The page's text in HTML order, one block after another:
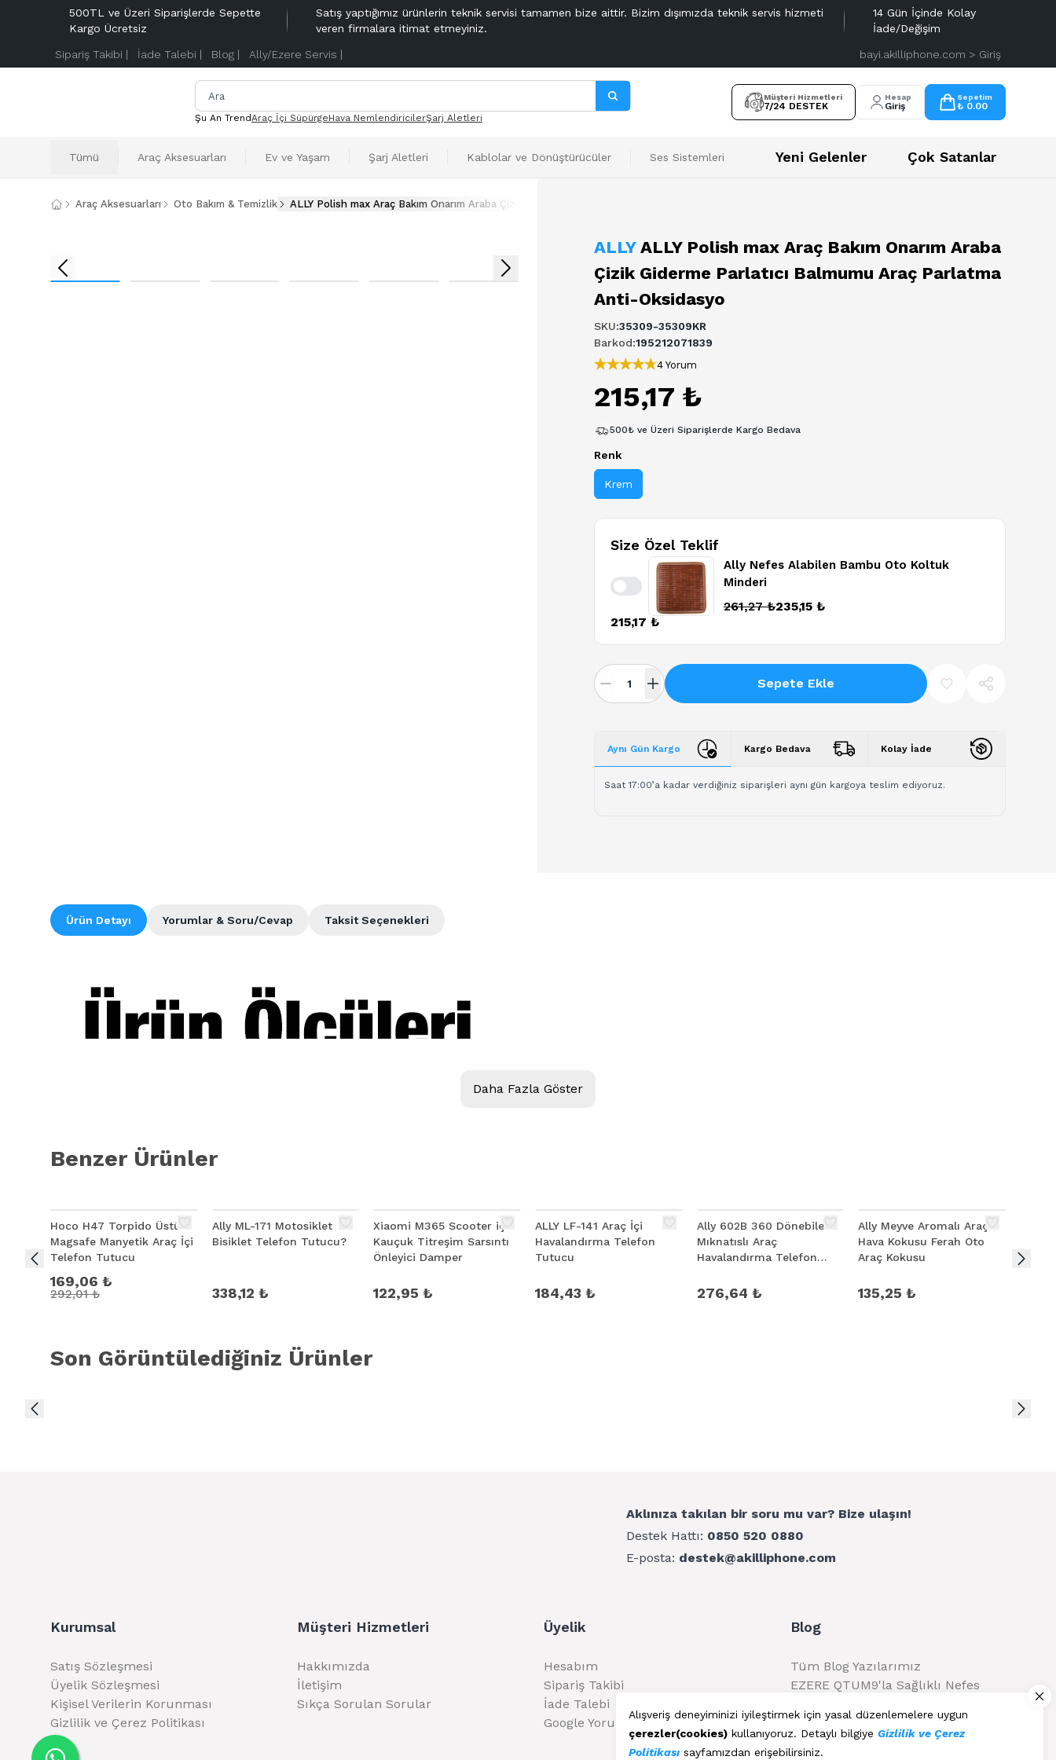
Alışveriş deneyiminizi iyileştirmek için yasal düzenlemelere uygun
çerezler(cookies) kullanıyoruz. Detaylı bilgiye Gizlilik ve Çerez
Politikası sayfamızdan erişebilirsiniz.
500TL ve Üzeri Siparişlerde Sepette
Kargo Ücretsiz
Satış yaptığımız ürünlerin teknik servisi tamamen bize aittir. Bizim dışımızda teknik servis hizmeti
veren firmalara itimat etmeyiniz.
14 Gün İçinde Kolay
İade/Değişim
Sipariş Takibi | İade Talebi | Blog | Ally/Ezere Servis | bayi.akilliphone.com > Giriş
Şu An TrendAraç İçi SüpürgeHava NemlendiricilerŞarj Aletleri
Müşteri Hizmetleri
7/24 DESTEK
Hesap
Giriş
Sepetim
₺ 0.00
Tümü Araç Aksesuarları Ev ve Yaşam Şarj Aletleri Kablolar ve Dönüştürücüler Ses Sistemleri Yeni Gelenler Çok Satanlar
Araç Aksesuarları Oto Bakım & Temizlik ALLY Polish max Araç Bakım Onarım Araba Çizik Giderme Parlatıcı Balmumu Araç Parlatma Anti-Oksidasyo
ALLY ALLY Polish max Araç Bakım Onarım Araba
Çizik Giderme Parlatıcı Balmumu Araç Parlatma
Anti-Oksidasyo
SKU:35309-35309KR
Barkod:195212071839
4 Yorum
215,17 ₺
500₺ ve Üzeri Siparişlerde Kargo Bedava
Renk
Krem
Size Özel Teklif
Enable notifications
Ally Nefes Alabilen Bambu Oto Koltuk
Minderi
261,27 ₺235,15 ₺
215,17 ₺
Sepete Ekle
Aynı Gün Kargo Kargo Bedava Kolay İade
Saat 17:00’a kadar verdiğiniz siparişleri aynı gün kargoya teslim ediyoruz.
Ürün Detayı Taksit Seçenekleri
Yorumlar & Soru/Cevap
Daha Fazla Göster
Benzer Ürünler
Hoco H47 Torpido Üstü
Magsafe Manyetik Araç İçi
Telefon Tutucu
169,06 ₺
292,01 ₺
Ally ML-171 Motosiklet
Bisiklet Telefon Tutucu?
338,12 ₺
Xiaomi M365 Scooter için
Kauçuk Titreşim Sarsıntı
Önleyici Damper
122,95 ₺
ALLY LF-141 Araç İçi
Havalandırma Telefon
Tutucu
184,43 ₺
Ally 602B 360 Dönebilen
Mıknatıslı Araç
Havalandırma Telefon
276,64 ₺
Ally Meyve Aromalı Araç
Hava Kokusu Ferah Oto
Araç Kokusu
135,25 ₺
Son Görüntülediğiniz Ürünler
Aklınıza takılan bir soru mu var? Bize ulaşın!
Destek Hattı: 0850 520 0880
E-posta: destek@akilliphone.com
Kurumsal
Satış Sözleşmesi
Üyelik Sözleşmesi
Kişisel Verilerin Korunması
Gizlilik ve Çerez Politikası
Müşteri Hizmetleri
Hakkımızda
İletişim
Sıkça Sorulan Sorular
Üyelik
Hesabım
Sipariş Takibi
İade Talebi
Google Yorumlarımız
Blog
Tüm Blog Yazılarımız
EZERE QTUM9'la Sağlıklı Nefes